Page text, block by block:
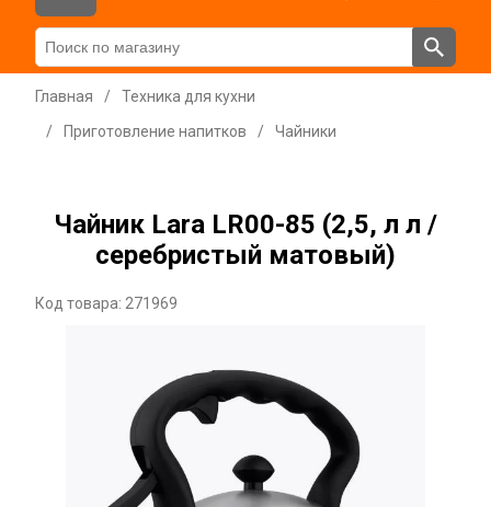
Главная /
Техника для кухни
/
Приготовление напитков / Чайники
Чайник Lara LR00-85 (2,5, л л /
серебристый матовый)
Код товара: 271969